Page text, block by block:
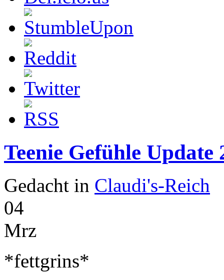
Teenie Gefühle Update
Gedacht in Claudi's-Reich
04
Mrz
*fettgrins*